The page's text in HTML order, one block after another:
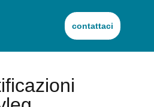
contattaci